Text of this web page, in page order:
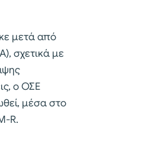
μετά από
σχετικά με
ο ΟΣΕ
μέσα στο
R.